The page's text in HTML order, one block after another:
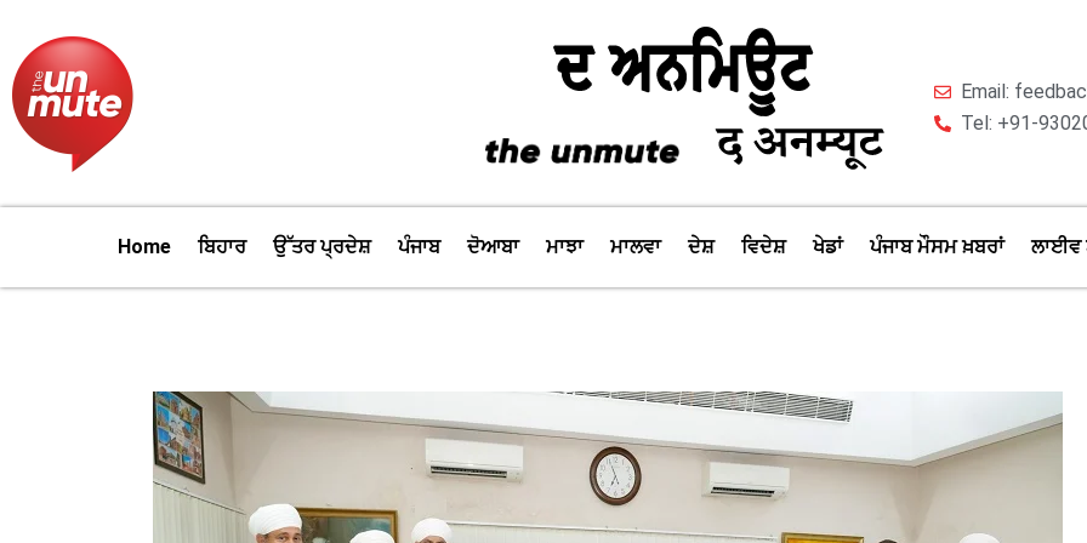
content
Email:
Tel: +91-
Home ਬਿਹਾਰ ਉੱਤਰ ਪ੍ਰਦੇਸ਼ ਪੰਜਾਬ ਦੋਆਬਾ ਮਾਝਾ ਮਾਲਵਾ ਦੇਸ਼ ਵਿਦੇਸ਼ ਖੇਡਾਂ ਪੰਜਾਬ ਮੌਸਮ ਖ਼ਬਰਾਂ ਲਾਈਵ